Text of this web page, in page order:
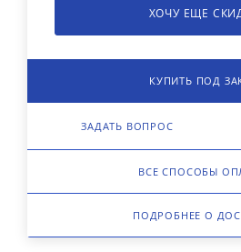
ХОЧУ ЕЩЕ
КУПИТЬ ПОД
ЗАДАТЬ ВОПРОС
ВСЕ СПОСОБЫ
ПОДРОБНЕЕ О